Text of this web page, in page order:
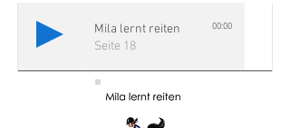
Mila lernt reiten
Seite 18
00:00